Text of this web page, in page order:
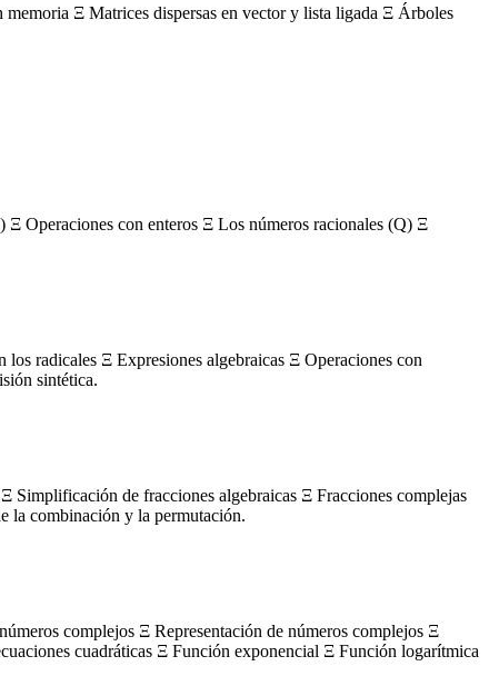
Ξ Matrices dispersas en vector y lista ligada Ξ Árboles
Operaciones con enteros Ξ Los números racionales (Q) Ξ
radicales Ξ Expresiones algebraicas Ξ Operaciones con
sintética.
de fracciones algebraicas Ξ Fracciones complejas
la combinación y la permutación.
complejos Ξ Representación de números complejos Ξ
cuadráticas Ξ Función exponencial Ξ Función logarítmica